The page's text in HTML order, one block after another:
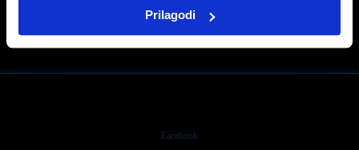
Prilagodi
Facebook